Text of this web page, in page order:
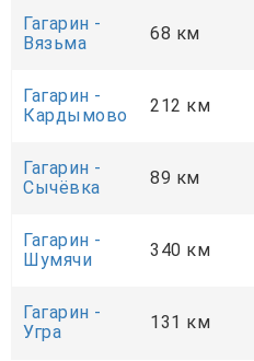
Гагарин -
Вязьма
68 км
Гагарин -
Кардымово
212 км
Гагарин -
Сычёвка
89 км
Гагарин -
Шумячи
340 км
Гагарин -
Угра
131 км